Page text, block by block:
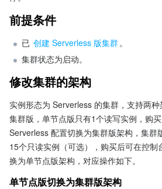
前提条件
已 创建 Serverless 版集群。
集群状态为启动。
修改集群的架构
实例形态为 Serverless 的集群，支持两
集群版，单节点版只有1个读写实例，购
Serverless 配置切换为集群版架构，集群
15个只读实例（可选），购买后可在控
换为单节点版架构，对应操作如下。
单节点版切换为集群版架构